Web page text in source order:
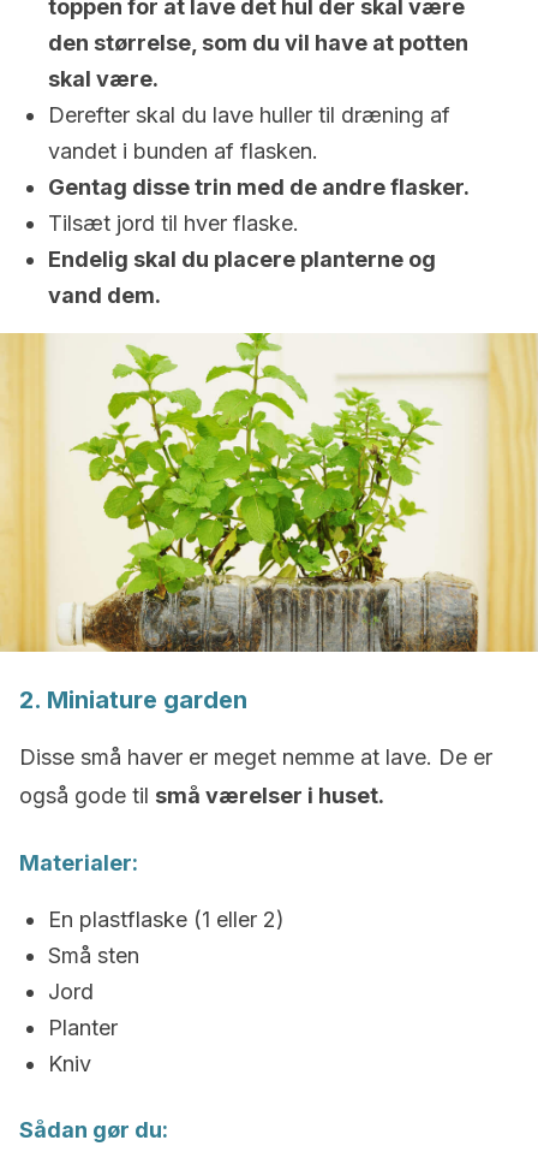
toppen for at lave det hul der skal være
den størrelse, som du vil have at potten
skal være.
Derefter skal du lave huller til dræning af
vandet i bunden af flasken.
Gentag disse trin med de andre flasker.
Tilsæt jord til hver flaske.
Endelig skal du placere planterne og
vand dem.
2. Miniature garden
Disse små haver er meget nemme at lave. De er
også gode til små værelser i huset.
Materialer:
En plastflaske (1 eller 2)
Små sten
Jord
Planter
Kniv
Sådan gør du: